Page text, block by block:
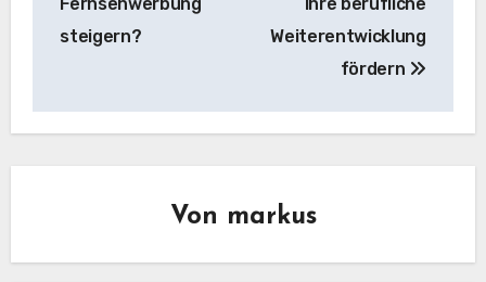
steigern?
Weiterentwicklung
fördern
Von markus